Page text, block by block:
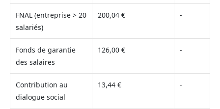
FNAL (entreprise > 20
salariés)
200,04 € -
Fonds de garantie
des salaires
126,00 € -
Contribution au
dialogue social
13,44 € -